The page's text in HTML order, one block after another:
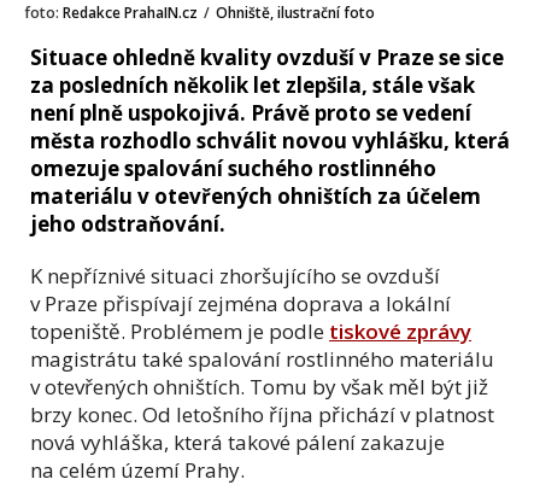
foto: Redakce PrahaIN.cz / Ohniště, ilustrační foto
Situace ohledně kvality ovzduší v Praze se sice
za posledních několik let zlepšila, stále však
není plně uspokojivá. Právě proto se vedení
města rozhodlo schválit novou vyhlášku, která
omezuje spalování suchého rostlinného
materiálu v otevřených ohništích za účelem
jeho odstraňování.
K nepříznivé situaci zhoršujícího se ovzduší
v Praze přispívají zejména doprava a lokální
topeniště. Problémem je podle tiskové zprávy
magistrátu také spalování rostlinného materiálu
v otevřených ohništích. Tomu by však měl být již
brzy konec. Od letošního října přichází v platnost
nová vyhláška, která takové pálení zakazuje
na celém území Prahy.